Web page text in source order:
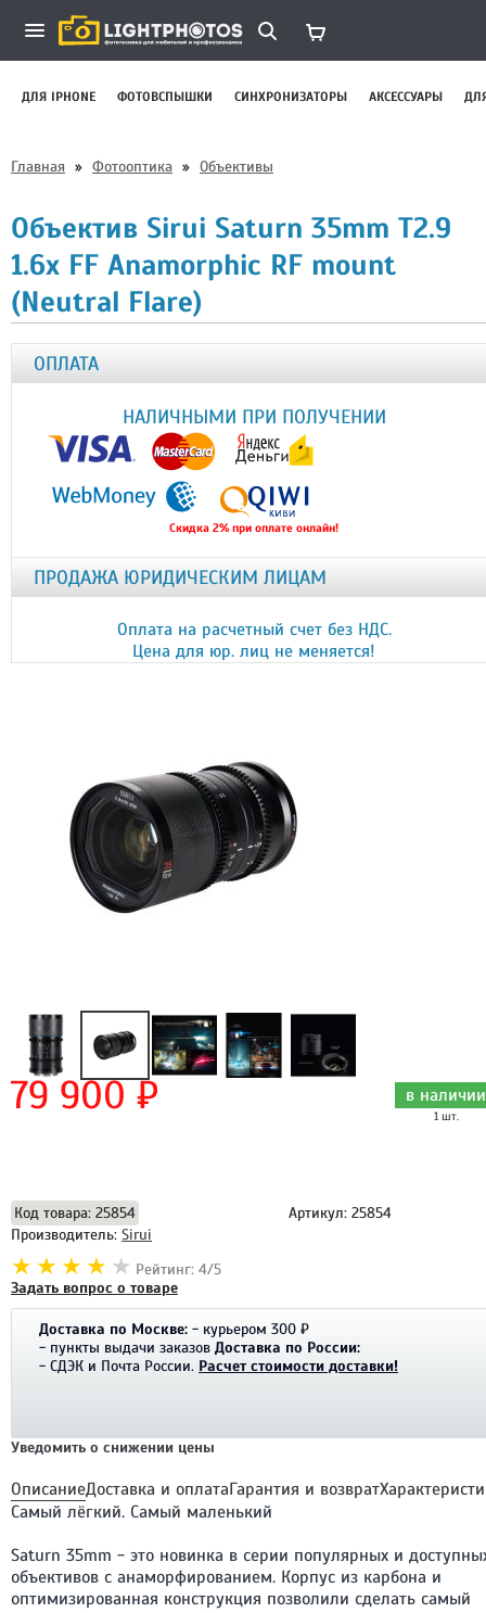
ДЛЯ IPHONE ФОТОВСПЫШКИ СИНХРОНИЗАТОРЫ АКСЕССУАРЫ
Главная » Фотооптика » Объективы
Объектив Sirui Saturn 35mm T2.9
1.6x FF Anamorphic RF mount
(Neutral Flare)
ОПЛАТА
НАЛИЧНЫМИ ПРИ ПОЛУЧЕНИИ
Скидка 2% при оплате онлайн!
ПРОДАЖА ЮРИДИЧЕСКИМ ЛИЦАМ
Оплата на расчетный счет без НДС.
Цена для юр. лиц не меняется!
79 900 ₽ в наличии
1 шт.
Код товара: 25854
Артикул: 25854
Производитель: Sirui
Рейтинг: 4/5
Задать вопрос о товаре
Доставка по Москве: - курьером 300 ₽
- пункты выдачи заказов Доставка по России:
- СДЭК и Почта России. Расчет стоимости доставки!
Уведомить о снижении цены
ОписаниеДоставка и оплатаГарантия и возврат
Самый лёгкий. Самый маленький
Saturn 35mm - это новинка в серии популярных и
объективов с анаморфированием. Корпус из карбона и
оптимизированная конструкция позволили сделать самый